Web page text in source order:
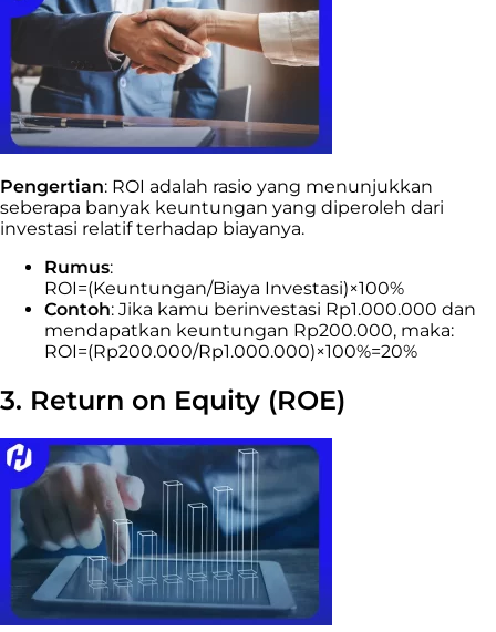
Pengertian: ROI adalah rasio yang menunjukkan
seberapa banyak keuntungan yang diperoleh dari
investasi relatif terhadap biayanya.
Rumus:
ROI=(Keuntungan/Biaya Investasi)×100%
Contoh: Jika kamu berinvestasi Rp1.000.000 dan
mendapatkan keuntungan Rp200.000, maka:
ROI=(Rp200.000/Rp1.000.000)×100%=20%
3. Return on Equity (ROE)